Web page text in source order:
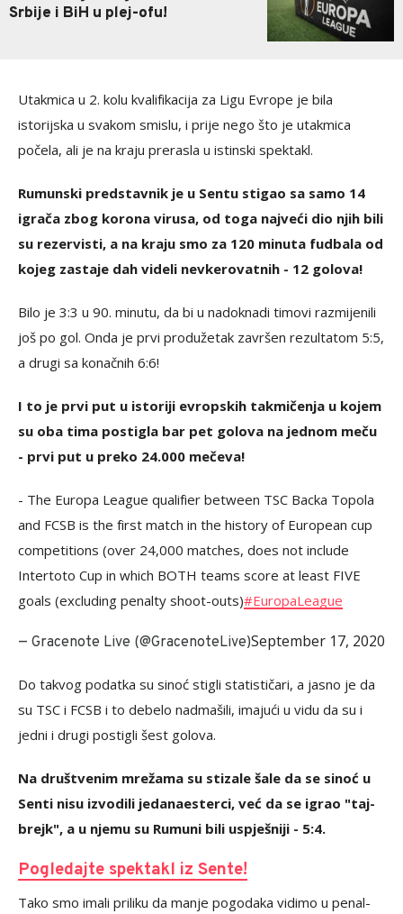
Srbije i BiH u plej-ofu!
Utakmica u 2. kolu kvalifikacija za Ligu Evrope je bila
istorijska u svakom smislu, i prije nego što je utakmica
počela, ali je na kraju prerasla u istinski spektakl.
Rumunski predstavnik je u Sentu stigao sa samo 14
igrača zbog korona virusa, od toga najveći dio njih bili
su rezervisti, a na kraju smo za 120 minuta fudbala od
kojeg zastaje dah videli nevkerovatnih - 12 golova!
Bilo je 3:3 u 90. minutu, da bi u nadoknadi timovi razmijenili
još po gol. Onda je prvi produžetak završen rezultatom 5:5,
a drugi sa konačnih 6:6!
I to je prvi put u istoriji evropskih takmičenja u kojem
su oba tima postigla bar pet golova na jednom meču
- prvi put u preko 24.000 mečeva!
- The Europa League qualifier between TSC Backa Topola
and FCSB is the first match in the history of European cup
competitions (over 24,000 matches, does not include
Intertoto Cup in which BOTH teams score at least FIVE
goals (excluding penalty shoot-outs)#EuropaLeague
— Gracenote Live (@GracenoteLive)September 17, 2020
Do takvog podatka su sinoć stigli statističari, a jasno je da
su TSC i FCSB i to debelo nadmašili, imajući u vidu da su i
jedni i drugi postigli šest golova.
Na društvenim mrežama su stizale šale da se sinoć u
Senti nisu izvodili jedanaesterci, već da se igrao "taj-
brejk", a u njemu su Rumuni bili uspješniji - 5:4.
Pogledajte spektakl iz Sente!
Tako smo imali priliku da manje pogodaka vidimo u penal-